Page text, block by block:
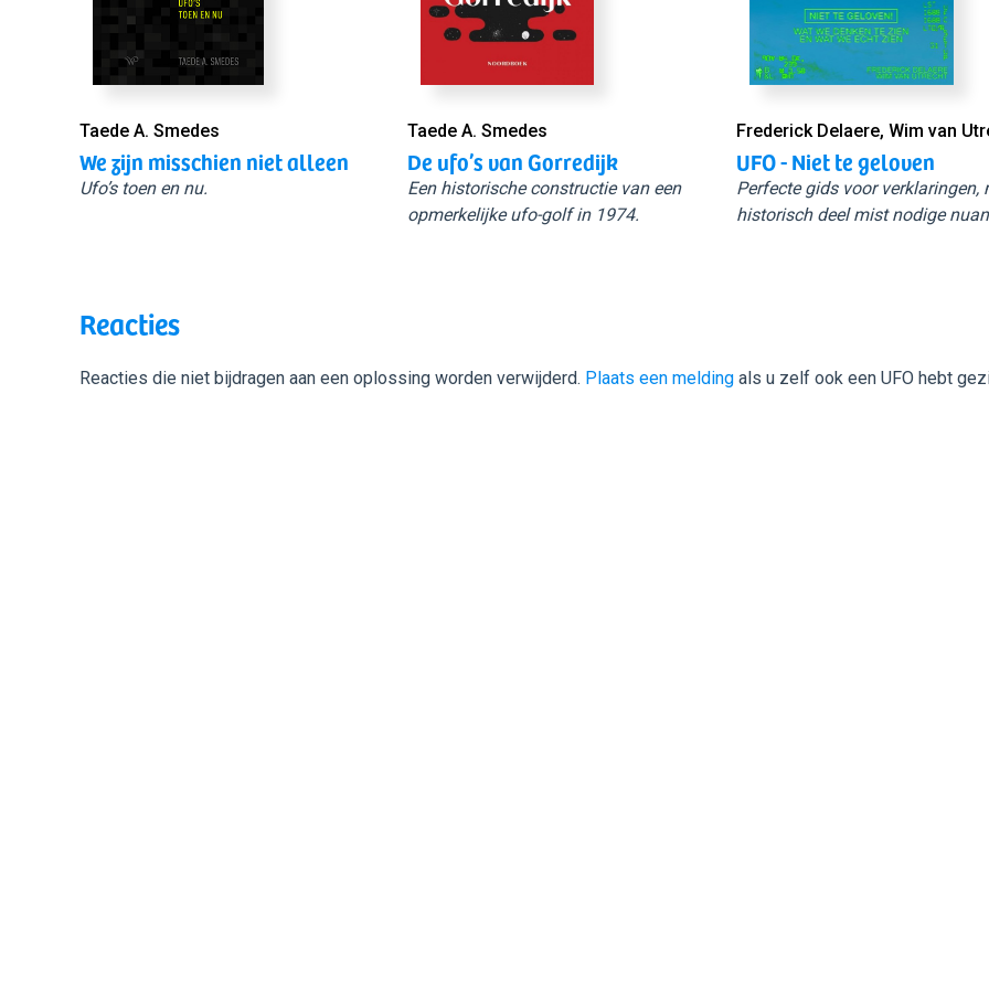
Taede A. Smedes
We zijn misschien niet alleen
Ufo’s toen en nu.
Taede A. Smedes
De ufo’s van Gorredijk
Een historische constructie van een
opmerkelijke ufo-golf in 1974.
Frederick Delaere, Wim van
UFO - Niet te geloven
Perfecte gids voor verklaringen,
historisch deel mist nodige
Reacties
Reacties die niet bijdragen aan een oplossing worden verwijderd. Plaats een melding als u zelf ook een UFO hebt